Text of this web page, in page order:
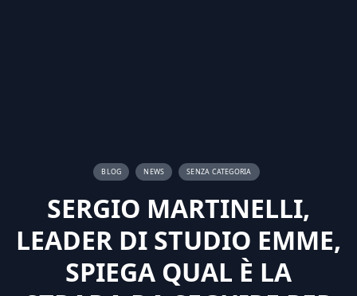
BLOG NEWS SENZA CATEGORIA
SERGIO MARTINELLI,
LEADER DI STUDIO EMME,
SPIEGA QUAL È LA